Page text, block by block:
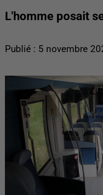
L'homme posait
Publié : 5 novembre